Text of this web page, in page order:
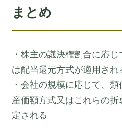
まとめ
・株主の議決権割合に応
は配当還元方式が適用され
・会社の規模に応じて、
産価額方式又はこれらの
定される